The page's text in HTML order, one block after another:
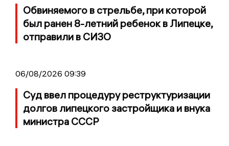
Обвиняемого в стрельбе, при которой
был ранен 8-летний ребенок в Липецке,
отправили в СИЗО
06/08/2026 09:39
Суд ввел процедуру реструктуризации
долгов липецкого застройщика и внука
министра СССР